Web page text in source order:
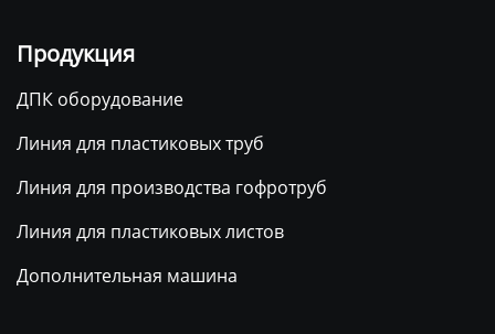
Продукция
ДПК оборудование
Линия для пластиковых труб
Линия для производства гофротруб
Линия для пластиковых листов
Дополнительная машина